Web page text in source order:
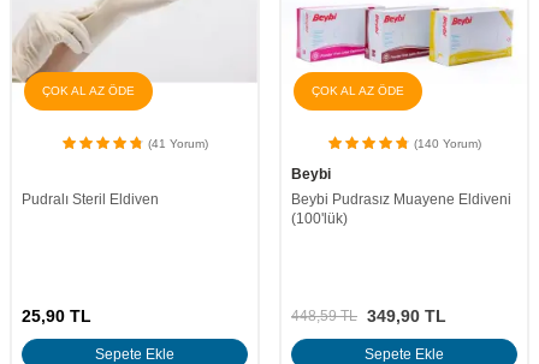
ÇOK AL AZ ÖDE
(41 Yorum)
Pudralı Steril Eldiven
25,90 TL
Sepete Ekle
ÇOK AL AZ ÖDE
(140 Yorum)
Beybi
Beybi Pudrasız Muayene Eldiveni
(100'lük)
448,59TL 349,90 TL
Sepete Ekle